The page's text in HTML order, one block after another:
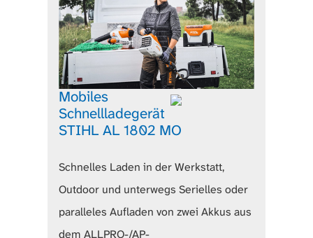
Mobiles
Schnellladegerät
STIHL AL 1802 MO
Schnelles Laden in der Werkstatt,
Outdoor und unterwegs Serielles oder
paralleles Aufladen von zwei Akkus aus
dem ALLPRO-/AP-